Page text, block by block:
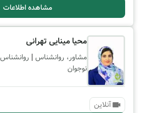
مشاهده اطلاعات
محیا مینایی تهرانی
مشاور، روانشناس |
نوجوان
آنلاین